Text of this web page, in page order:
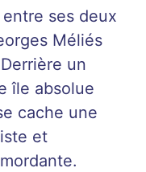
ses deux
Méliés
un
île absolue
cache une
et